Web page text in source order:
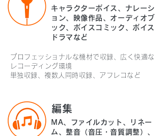
キャラクターボイス、ナレーシ
ョン、映像作品、オーディオブ
ック、ボイスコミック、ボイス
ドラマなど
プロフェッショナルな機材で収録、広く快適な
レコーディング環境
​単独収録、複数人同時収録、アフレコなど
編集
MA、ファイルカット、リネー
ム、整音（音圧・音質調整）、